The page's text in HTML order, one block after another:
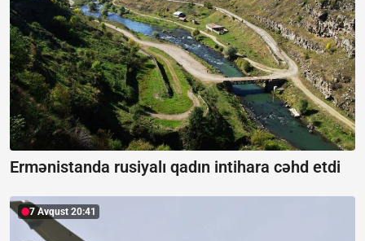
Ermənistanda rusiyalı qadın intihara cəhd etdi
7 Avqust 20:41